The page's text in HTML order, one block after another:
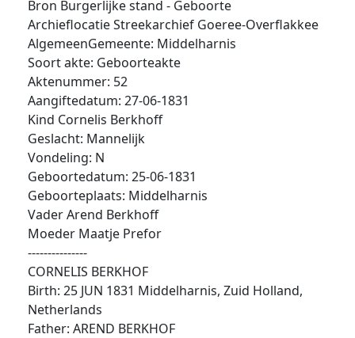
Bron Burgerlijke stand - Geboorte
Archieflocatie Streekarchief Goeree-Overflakkee
AlgemeenGemeente: Middelharnis
Soort akte: Geboorteakte
Aktenummer: 52
Aangiftedatum: 27-06-1831
Kind Cornelis Berkhoff
Geslacht: Mannelijk
Vondeling: N
Geboortedatum: 25-06-1831
Geboorteplaats: Middelharnis
Vader Arend Berkhoff
Moeder Maatje Prefor
---------------
CORNELIS BERKHOF
Birth: 25 JUN 1831 Middelharnis, Zuid Holland,
Netherlands
Father: AREND BERKHOF